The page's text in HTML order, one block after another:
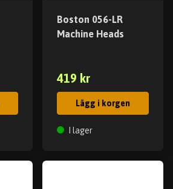
Boston 056-LR
Machine Heads
419 kr
Lägg i korgen
I lager